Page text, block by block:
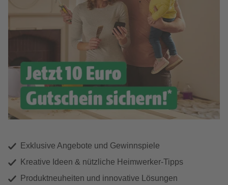
Exklusive Angebote und Gewinnspiele
Kreative Ideen & nützliche Heimwerker-Tipps
Produktneuheiten und innovative Lösungen